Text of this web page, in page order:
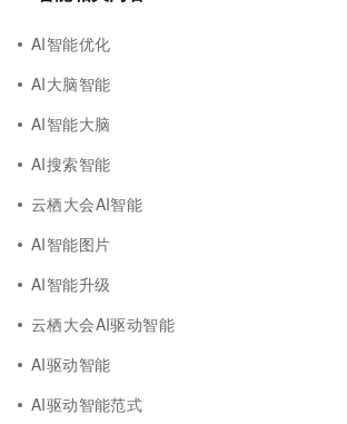
AI智能优化
AI大脑智能
AI智能大脑
AI搜索智能
云栖大会AI智能
AI智能图片
AI智能升级
云栖大会AI驱动智能
AI驱动智能
AI驱动智能范式